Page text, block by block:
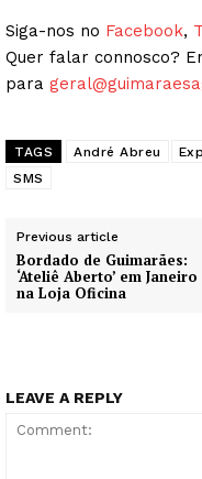
Siga-nos no Facebook,
Quer falar connosco?
para
TAGS André Abreu
SMS
Previous article
Bordado de Guimarães:
‘Ateliê Aberto’ em Janeiro
na Loja Oficina
LEAVE A REPLY